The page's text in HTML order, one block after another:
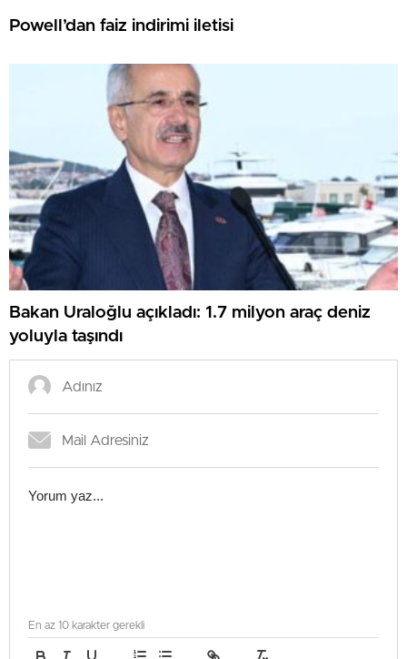
Powell’dan faiz indirimi iletisi
Bakan Uraloğlu açıkladı: 1.7 milyon araç deniz
yoluyla taşındı
En az 10 karakter gerekli